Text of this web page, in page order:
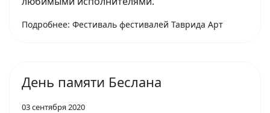
Подробнее: Фестиваль фестивалей Таврида Арт
День памяти Беслана
03 сентября 2020